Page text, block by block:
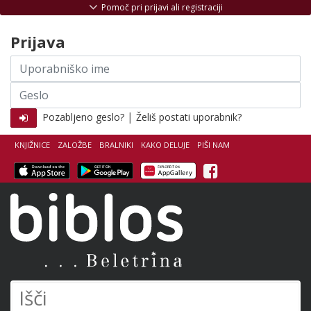
KNJIŽNICE ZALOŽBE BRALNIKI KAKO DELUJE PIŠI NAM
Facebook
Pomoč pri prijavi ali registraciji
Prijava
Uporabniško
ime
Geslo
Pozabljeno geslo? | Želiš postati uporabnik?